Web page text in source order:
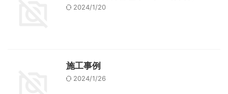
2024/1/20
施工事例
2024/1/26